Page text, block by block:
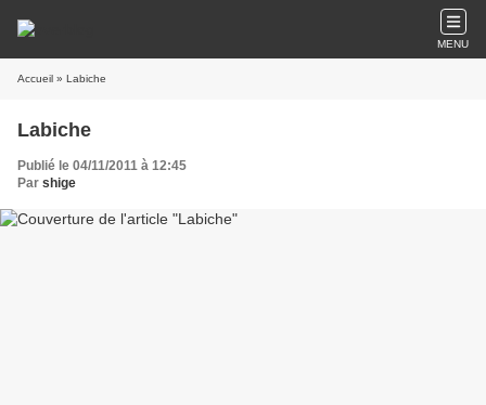
MENU
Accueil » Labiche
Labiche
Publié le 04/11/2011 à 12:45
Par shige